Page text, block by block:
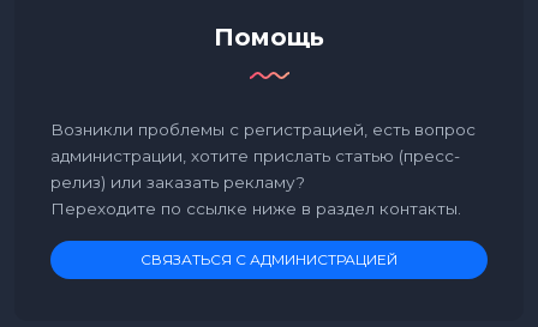
Помощь
Возникли проблемы с регистрацией, есть вопрос
администрации, хотите прислать статью (пресс-
релиз) или заказать рекламу?
Переходите по ссылке ниже в раздел контакты.
СВЯЗАТЬСЯ С АДМИНИСТРАЦИЕЙ